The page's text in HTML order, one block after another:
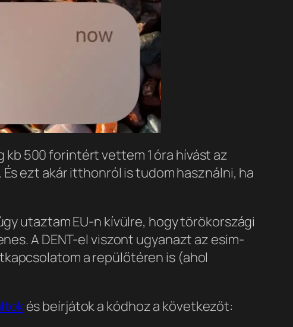
kb 500 forintért vettem 1 óra hívást az
ezt akár itthonról is tudom használni, ha
utaztam EU-n kívülre, hogy törökországi
A DENT-el viszont ugyanazt az esim-
a repülőtéren is (ahol
és beírjátok a kódhoz a következőt: